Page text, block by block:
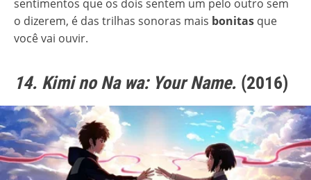
sentimentos que os dois sentem um pelo outro sem
o dizerem, é das trilhas sonoras mais bonitas que
você vai ouvir.
14. Kimi no Na wa: Your Name. (2016)